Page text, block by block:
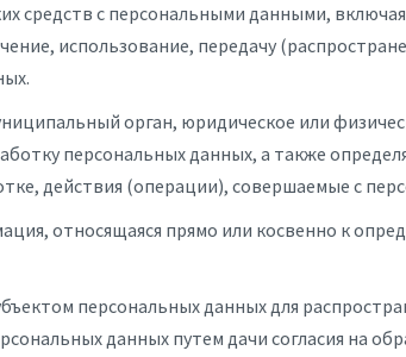
средств с персональными данными,
использование, передачу
орган, юридическое или
персональных данных, а также
действия (операции), совершаемые с
относящаяся прямо или косвенно к
персональных данных для
данных путем дачи согласия на